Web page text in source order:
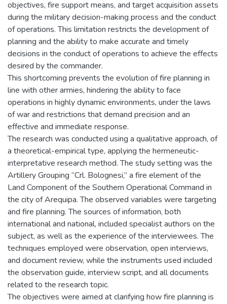
objectives, fire support means, and target acquisition assets
during the military decision-making process and the conduct
of operations. This limitation restricts the development of
planning and the ability to make accurate and timely
decisions in the conduct of operations to achieve the effects
desired by the commander.
This shortcoming prevents the evolution of fire planning in
line with other armies, hindering the ability to face
operations in highly dynamic environments, under the laws
of war and restrictions that demand precision and an
effective and immediate response.
The research was conducted using a qualitative approach, of
a theoretical-empirical type, applying the hermeneutic-
interpretative research method. The study setting was the
Artillery Grouping “Crl. Bolognesi,” a fire element of the
Land Component of the Southern Operational Command in
the city of Arequipa. The observed variables were targeting
and fire planning. The sources of information, both
international and national, included specialist authors on the
subject, as well as the experience of the interviewees. The
techniques employed were observation, open interviews,
and document review, while the instruments used included
the observation guide, interview script, and all documents
related to the research topic.
The objectives were aimed at clarifying how fire planning is